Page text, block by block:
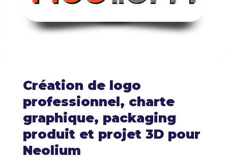
Création de logo
professionnel, charte
graphique, packaging
produit et projet 3D pour
Neolium